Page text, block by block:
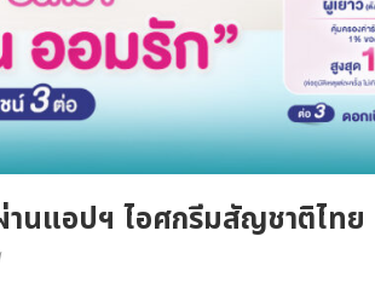
นแอปฯ ไอศกรีมสัญชาติไทย